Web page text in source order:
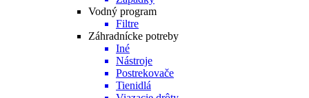
Vodný program
Filtre
Záhradnícke potreby
Iné
Nástroje
Postrekovače
Tienidlá